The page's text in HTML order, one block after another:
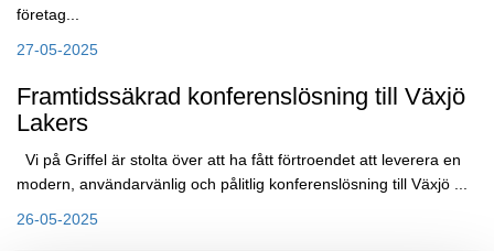
företag...
27-05-2025
Framtidssäkrad konferenslösning till Växjö
Lakers
Vi på Griffel är stolta över att ha fått förtroendet att leverera en
modern, användarvänlig och pålitlig konferenslösning till Växjö ...
26-05-2025